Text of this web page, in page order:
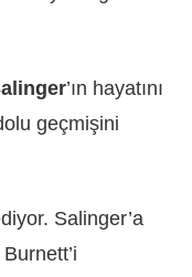
’ın hayatını
geçmişini
Salinger’a